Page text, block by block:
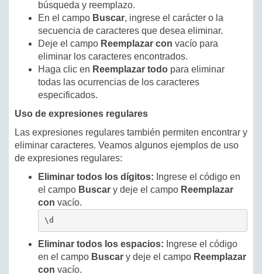
búsqueda y reemplazo.
En el campo Buscar, ingrese el carácter o la
secuencia de caracteres que desea eliminar.
Deje el campo Reemplazar con vacío para
eliminar los caracteres encontrados.
Haga clic en Reemplazar todo para eliminar
todas las ocurrencias de los caracteres
especificados.
Uso de expresiones regulares
Las expresiones regulares también permiten encontrar y
eliminar caracteres. Veamos algunos ejemplos de uso
de expresiones regulares:
Eliminar todos los dígitos: Ingrese el código en
el campo Buscar y deje el campo Reemplazar
con vacío.
\d
Eliminar todos los espacios: Ingrese el código
en el campo Buscar y deje el campo Reemplazar
con vacío.